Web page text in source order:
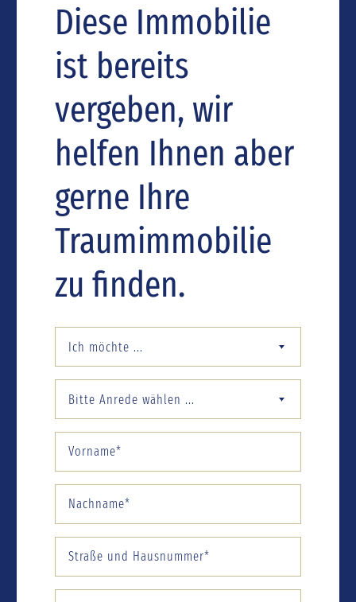
Diese Immobilie
ist bereits
vergeben, wir
helfen Ihnen aber
gerne Ihre
Traumimmobilie
zu finden.
Ich möchte ...
Bitte Anrede wählen ...